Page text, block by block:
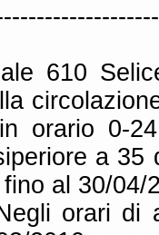
610
orario 0-
a 35
al 30/04/
orari di